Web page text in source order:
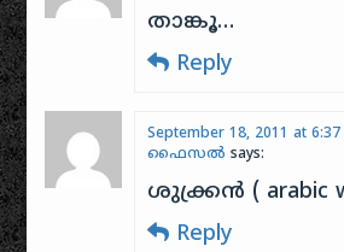
ഞാനൊരു മണ്ടന്‍‍!
അഭിനയത്തികവില്‍‍‍
അഗ്രഗണ്യരായ
പ്രത്യേകിച്ചൊന്നും
ചെയ്യാനില്ലാതെ
മുഖം
കാണിച്ചുപോകുന്നുണ്ട്
പഴശ്ശിരാജ എന്ന
ചിത്രത്തില്‍‍‍.
താങ്കൂ…
Reply
September 18, 2011 at 6:37
ഫൈസല്‍ says:
ശുക്ക്രന്‍ ( arabic
Reply